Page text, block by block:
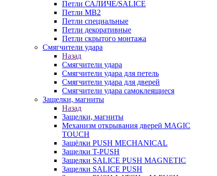
Петли САЛИЧЕ/SALICE
Петли MB2
Петли специальные
Петли декоративные
Петли скрытого монтажа
Смягчители удара
Назад
Смягчители удара
Смягчители удара для петель
Смягчители удара для дверей
Cмягчители удара самоклеящиеся
Защелки, магниты
Назад
Защелки, магниты
Механизм открывания дверей MAGIC
TOUCH
Защёлки PUSH MECHANICAL
Защелки T-PUSH
Защелки SALICE PUSH MAGNETIC
Защелки SALICE PUSH